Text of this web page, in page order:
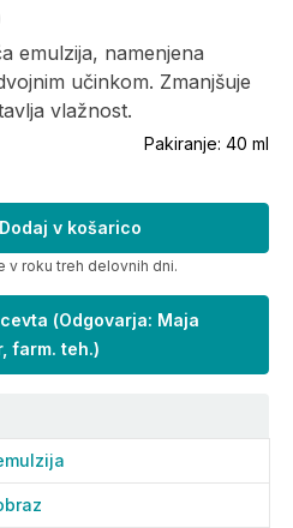
emulzija, namenjena
učinkom. Zmanjšuje
vlažnost.
Pakiranje: 40 ml
Dodaj v košarico
v roku treh delovnih dni.
(Odgovarja: Maja
farm. teh.)